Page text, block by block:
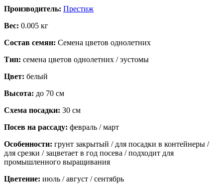
Производитель: Престиж
Вес: 0.005 кг
Состав семян: Семена цветов однолетних
Тип: семена цветов однолетних / эустомы
Цвет: белый
Высота: до 70 см
Схема посадки: 30 см
Посев на рассаду: февраль / март
Особенности: грунт закрытый / для посадки в контейнеры /
для срезки / зацветает в год посева / подходит для
промышленного выращивания
Цветение: июль / август / сентябрь